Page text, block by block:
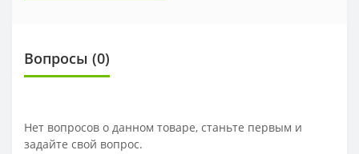
Вопросы (0)
Нет вопросов о данном товаре, станьте первым и
задайте свой вопрос.